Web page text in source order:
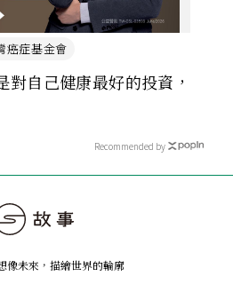
對自己健康最好的投資，
癌症基金會
Recommended by
像未來 ， 描繪世界的輪廓